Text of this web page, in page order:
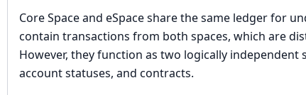
Core Space and eSpace share the same ledger for
contain transactions from both spaces, which are
However, they function as two logically independent
account statuses, and contracts.